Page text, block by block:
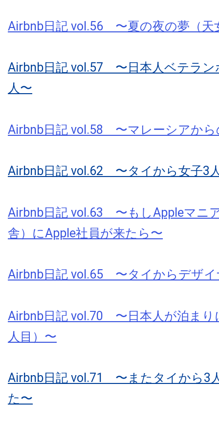
Airbnb日記 vol.56 〜夏の夜の夢（天
Airbnb日記 vol.57 〜日本人ベテラン
人〜
Airbnb日記 vol.58 〜マレーシアから
Airbnb日記 vol.62 〜タイから女子3
Airbnb日記 vol.63 〜もしAppleマニ
舎）にApple社員が来たら〜
Airbnb日記 vol.65 〜タイからデザイ
Airbnb日記 vol.70 〜日本人が泊まり
人目）〜
Airbnb日記 vol.71 〜またタイから3
た〜